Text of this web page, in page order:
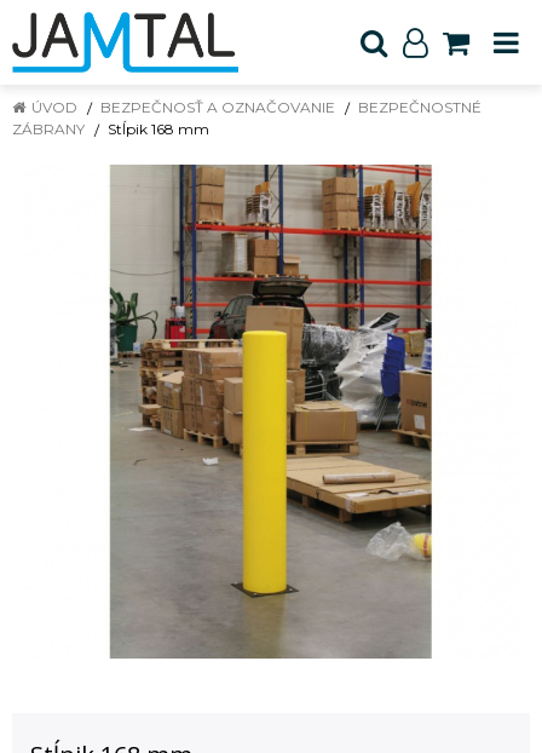
ÚVOD BEZPEČNOSŤ A OZNAČOVANIE
BEZPEČNOSTNÉ
ZÁBRANY
Stĺpik 168 mm